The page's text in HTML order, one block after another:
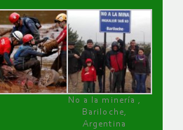
No a la minería ,
Bariloche,
Argentina